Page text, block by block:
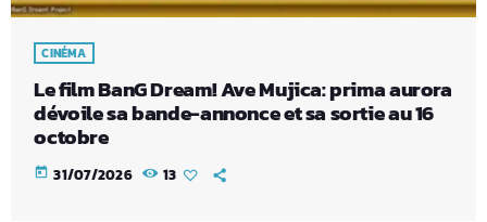
CINÉMA
Le film BanG Dream! Ave Mujica: prima aurora
dévoile sa bande-annonce et sa sortie au 16
octobre
today 31/07/2026 13